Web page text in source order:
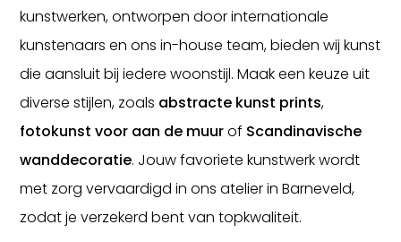
kunstwerken, ontworpen door internationale
kunstenaars en ons in-house team, bieden wij kunst
die aansluit bij iedere woonstijl. Maak een keuze uit
diverse stijlen, zoals abstracte kunst prints,
fotokunst voor aan de muurof Scandinavische
wanddecoratie. Jouw favoriete kunstwerk wordt
met zorg vervaardigd in ons atelier in Barneveld,
zodat je verzekerd bent van topkwaliteit.